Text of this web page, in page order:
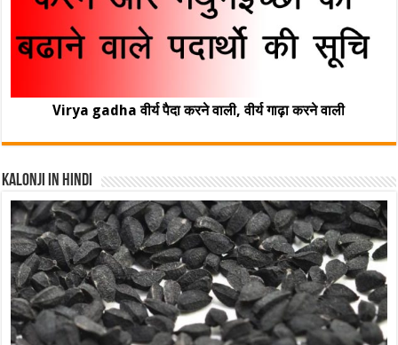
Virya gadha वीर्य पैदा करने वाली, वीर्य गाढ़ा करने वाली
Kalonji In Hindi